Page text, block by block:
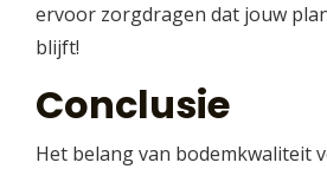
ervoor zorgdragen dat jouw
blijft!
Conclusie
Het belang van bodemkwaliteit